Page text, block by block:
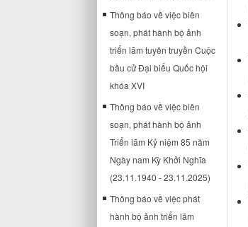
Thông báo về việc biên
soạn, phát hành bộ ảnh
triển lãm tuyên truyền Cuộc
bầu cử Đại biểu Quốc hội
khóa XVI
Thông báo về việc biên
soạn, phát hành bộ ảnh
Triển lãm Kỷ niệm 85 năm
Ngày nam Kỳ Khởi Nghĩa
(23.11.1940 - 23.11.2025)
Thông báo về việc phát
hành bộ ảnh triển lãm